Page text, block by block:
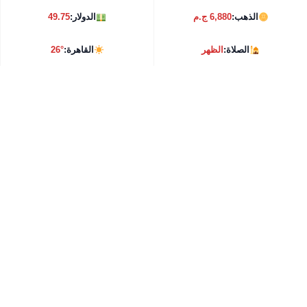
الذهب:6,880 ج.م الدولار:49.75
الصلاة:الظهر القاهرة:26°